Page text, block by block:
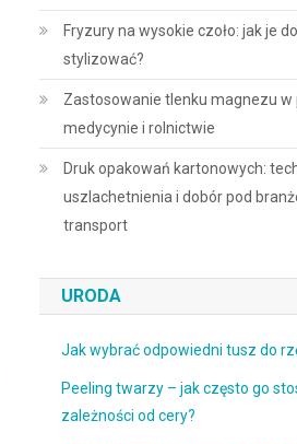
Fryzury na wysokie czoło: jak je
stylizować?
Zastosowanie tlenku magnezu w
medycynie i rolnictwie
Druk opakowań kartonowych:
uszlachetnienia i dobór pod
transport
URODA
Jak wybrać odpowiedni tusz do
Peeling twarzy – jak często go
zależności od cery?